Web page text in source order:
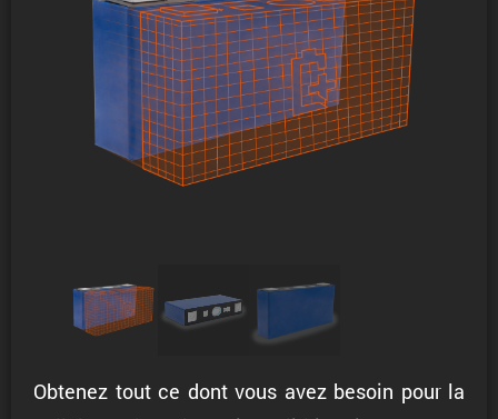
Obtenez tout ce dont vous avez besoin pour la